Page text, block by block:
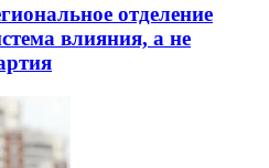
отделение
влияния, а не